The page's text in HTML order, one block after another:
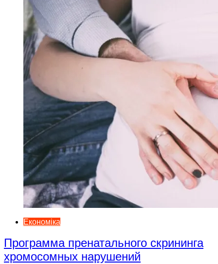
Економіка
Программа пренатального скрининга
хромосомных нарушений